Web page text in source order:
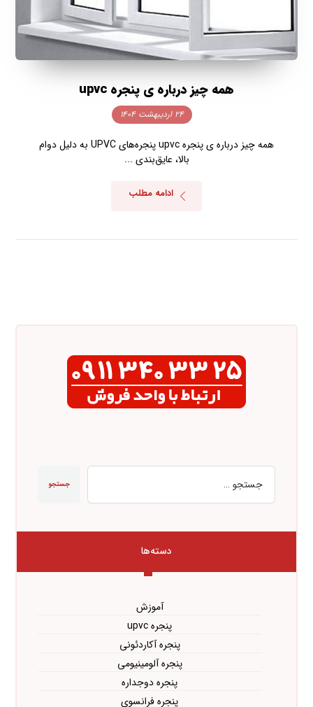
همه چیز درباره ی پنجره upvc
۲۴ اردیبهشت ۱۴۰۴
همه چیز درباره ی پنجره upvc پنجره‌های UPVC به دلیل دوام
بالا، عایق‌بندی ...
ادامه مطلب
جستجو
دسته‌ها
آموزش
پنجره upvc
پنجره آکاردئونی
پنجره آلومینیومی
پنجره دوجداره
پنجره فرانسوی